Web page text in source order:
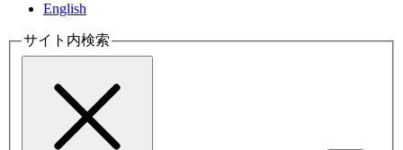
English
サイト内検索